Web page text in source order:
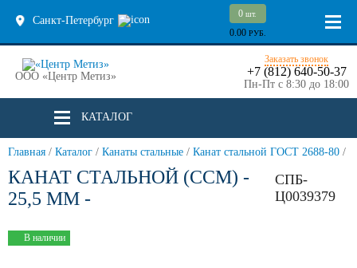
Санкт-Петербург
0 шт.
0.00 РУБ.
ООО «Центр Метиз»
Заказать звонок
+7 (812) 640-50-37
Пн-Пт с 8:30 до 18:00
КАТАЛОГ
Главная / Каталог / Канаты стальные / Канат стальной ГОСТ 2688-80 /
КАНАТ СТАЛЬНОЙ (ССМ) -
25,5 ММ -
СПБ-
Ц0039379
В наличии